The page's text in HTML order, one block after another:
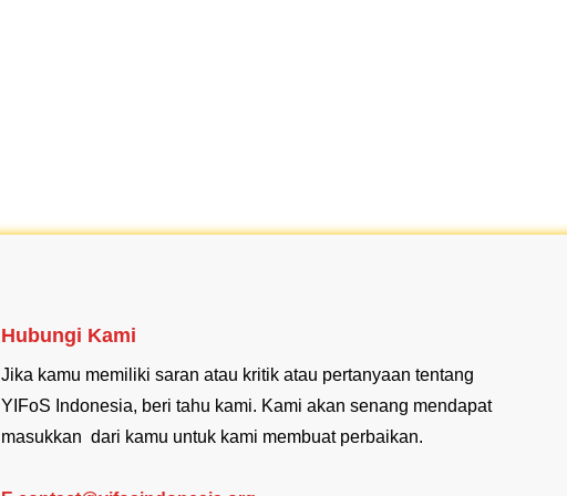
Hubungi Kami
Jika kamu memiliki saran atau kritik atau pertanyaan tentang
YIFoS Indonesia, beri tahu kami. Kami akan senang mendapat
masukkan dari kamu untuk kami membuat perbaikan.